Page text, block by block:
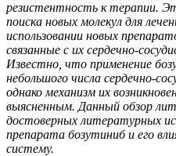
резистентность к терапии.
поиска новых молекул для
использовании новых
связанные с их сердечно-
Известно, что применение
небольшого числа сердечно-
однако механизм их
выясненным. Данный обзор
достоверных литературных
препарата бозутиниб и его
систему.